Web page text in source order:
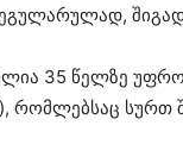
35 წელზე
რომლებსაც